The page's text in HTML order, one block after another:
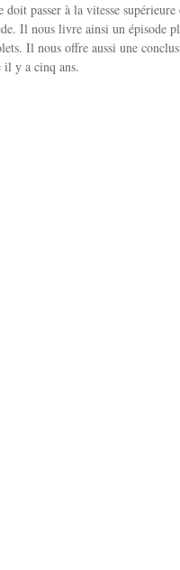
doit passer à la vitesse
Il nous livre ainsi un épisode
Il nous offre aussi une
il y a cinq ans.